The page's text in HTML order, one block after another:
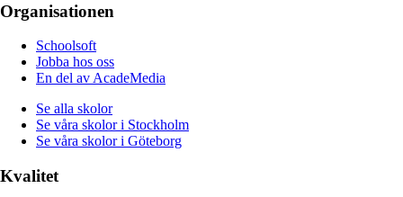
Organisationen
Schoolsoft
Jobba hos oss
En del av AcadeMedia
Se alla skolor
Se våra skolor i Stockholm
Se våra skolor i Göteborg
Kvalitet